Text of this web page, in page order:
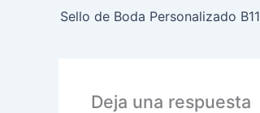
Sello de Boda Personalizado B11
Deja una respuesta